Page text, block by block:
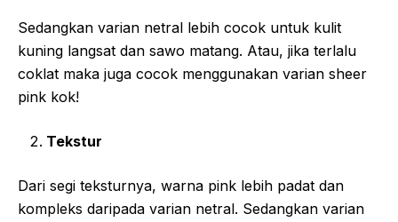
Sedangkan varian netral lebih cocok untuk kulit
kuning langsat dan sawo matang. Atau, jika terlalu
coklat maka juga cocok menggunakan varian sheer
pink kok!
Tekstur
Dari segi teksturnya, warna pink lebih padat dan
kompleks daripada varian netral. Sedangkan varian